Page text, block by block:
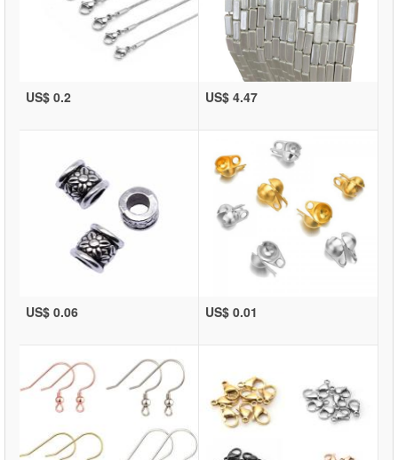
US$ 0.2 US$ 4.47
US$ 0.06 US$ 0.01